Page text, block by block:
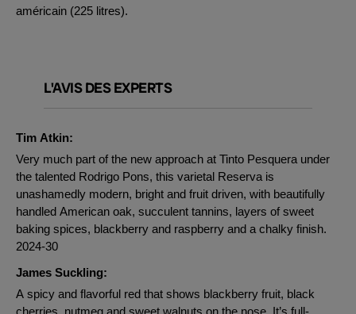
américain (225 litres).
L'AVIS DES EXPERTS
Tim Atkin:
Very much part of the new approach at Tinto Pesquera under
the talented Rodrigo Pons, this varietal Reserva is
unashamedly modern, bright and fruit driven, with beautifully
handled American oak, succulent tannins, layers of sweet
baking spices, blackberry and raspberry and a chalky finish.
2024-30
James Suckling:
A spicy and flavorful red that shows blackberry fruit, black
cherries, nutmeg and sweet walnuts on the nose. It’s full-